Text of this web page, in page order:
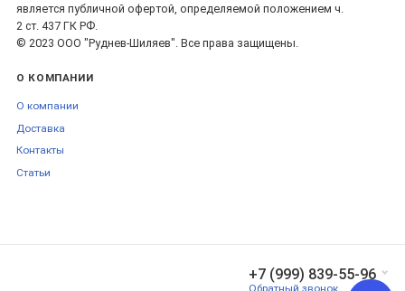
является публичной офертой, определяемой положением ч.
2 ст. 437 ГК РФ.
© 2023 ООО "Руднев-Шиляев". Все права защищены.
О КОМПАНИИ
О компании
Доставка
Контакты
Статьи
+7 (999) 839-55-96
Обратный звонок